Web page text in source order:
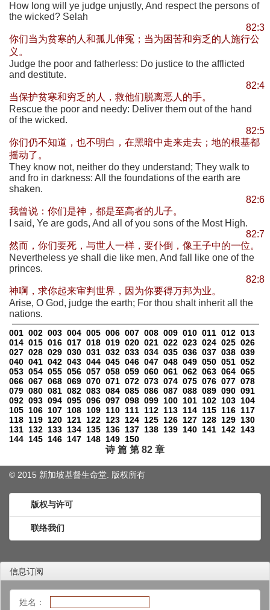
How long will ye judge unjustly, And respect the persons of
the wicked? Selah
82:3
你们当为贫寒的人和孤儿伸冤；当为困苦和穷乏的人施行公
义。
Judge the poor and fatherless: Do justice to the afflicted
and destitute.
82:4
当保护贫寒和穷乏的人，救他们脱离恶人的手。
Rescue the poor and needy: Deliver them out of the hand
of the wicked.
82:5
你们仍不知道，也不明白，在黑暗中走来走去；地的根基都
摇动了。
They know not, neither do they understand; They walk to
and fro in darkness: All the foundations of the earth are
shaken.
82:6
我曾说：你们是神，都是至高者的儿子。
I said, Ye are gods, And all of you sons of the Most High.
82:7
然而，你们要死，与世人一样，要仆倒，像王子中的一位。
Nevertheless ye shall die like men, And fall like one of the
princes.
82:8
神啊，求你起来审判世界，因为你要得万邦为业。
Arise, O God, judge the earth; For thou shalt inherit all the
nations.
001 002 003 004 005 006 007 008 009 010 011 012 013
014 015 016 017 018 019 020 021 022 023 024 025 026
027 028 029 030 031 032 033 034 035 036 037 038 039
040 041 042 043 044 045 046 047 048 049 050 051 052
053 054 055 056 057 058 059 060 061 062 063 064 065
066 067 068 069 070 071 072 073 074 075 076 077 078
079 080 081 082 083 084 085 086 087 088 089 090 091
092 093 094 095 096 097 098 099 100 101 102 103 104
105 106 107 108 109 110 111 112 113 114 115 116 117
118 119 120 121 122 123 124 125 126 127 128 129 130
131 132 133 134 135 136 137 138 139 140 141 142 143
144 145 146 147 148 149 150
诗 篇 第 82 章
© 2015 新加坡基督生命堂. 版权所有
版权与许可
联络我们
信息订阅
姓名：